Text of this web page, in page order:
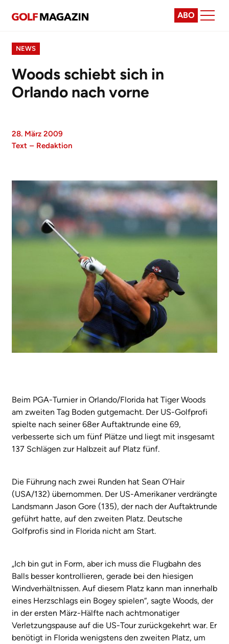
ABO
NEWS
Woods schiebt sich in
Orlando nach vorne
28. März 2009
Text – Redaktion
Beim PGA-Turnier in Orlando/Florida hat Tiger Woods
am zweiten Tag Boden gutgemacht. Der US-Golfprofi
spielte nach seiner 68er Auftaktrunde eine 69,
verbesserte sich um fünf Plätze und liegt mit insgesamt
137 Schlägen zur Halbzeit auf Platz fünf.
Die Führung nach zwei Runden hat Sean O’Hair
(USA/132) übernommen. Der US-Amerikaner verdrängte
Landsmann Jason Gore (135), der nach der Auftaktrunde
geführt hatte, auf den zweiten Platz. Deutsche
Golfprofis sind in Florida nicht am Start.
„Ich bin gut in Form, aber ich muss die Flugbahn des
Balls besser kontrollieren, gerade bei den hiesigen
Windverhältnissen. Auf diesem Platz kann man innerhalb
eines Herzschlags ein Bogey spielen“, sagte Woods, der
in der ersten März-Hälfte nach achtmonatiger
Verletzungspause auf die US-Tour zurückgekehrt war. Er
benötigt in Florida wenigstens den zweiten Platz, um